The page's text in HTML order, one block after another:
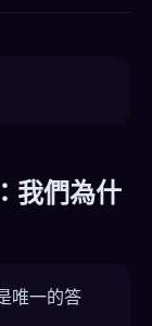
我們為什
唯一的答